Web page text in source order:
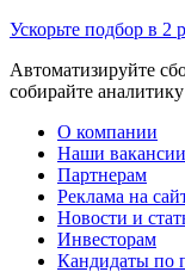
Ускорьте подбор в 2
Автоматизируйте
собирайте
О компании
Наши вакансии
Партнерам
Реклама на
Новости и
Инвесторам
Кандидаты по